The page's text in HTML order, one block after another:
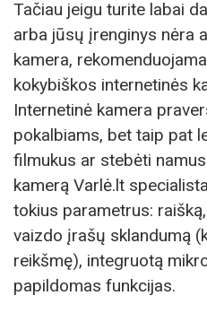
Tačiau jeigu turite labai
arba jūsų įrenginys nėra
kamera,
kokybiškos internetinės
Internetinė kamera
pokalbiams, bet taip pat
filmukus ar stebėti
kamerą Varlė.lt
tokius parametrus:
vaizdo įrašų sklandumą
reikšmę), integruotą
papildomas funkcijas.